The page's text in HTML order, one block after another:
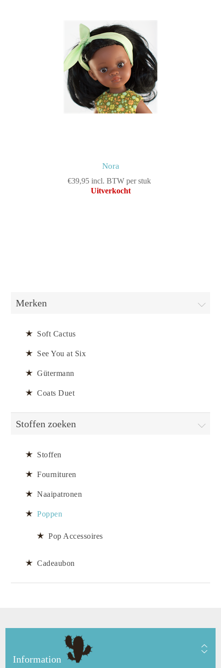
Nora
€39,95 incl. BTW per stuk
Uitverkocht
Merken
Soft Cactus
See You at Six
Gütermann
Coats Duet
Stoffen zoeken
Stoffen
Fournituren
Naaipatronen
Poppen
Pop Accessoires
Cadeaubon
Information